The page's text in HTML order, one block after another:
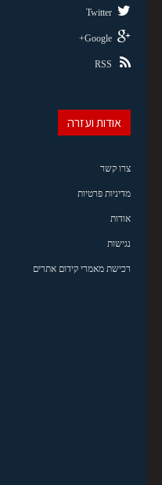
Twitter
Google+
RSS
אודות ועזרה
צרו קשר
מדיניות פרטיות
אודות
נגישות
רכישת מאמרי קידום אתרים